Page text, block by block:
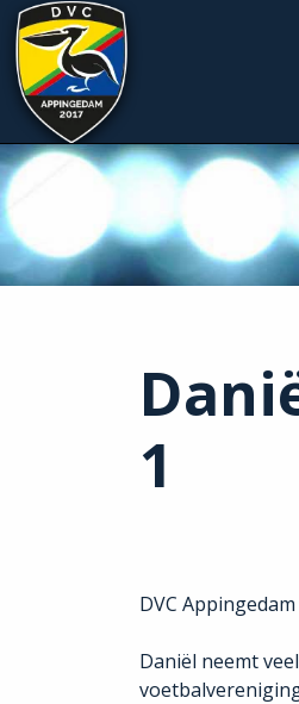
1
DVC
Daniël neemt